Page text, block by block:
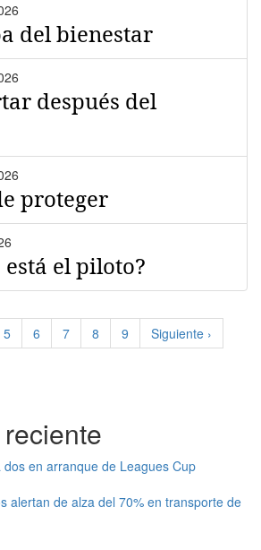
del bienestar
después del
proteger
está el piloto?
Page
5 Page
6 Page
7 Page
8 Page
9
Siguiente
página
Siguiente ›
en arranque de Leagues Cup
alertan de alza del 70% en transporte de